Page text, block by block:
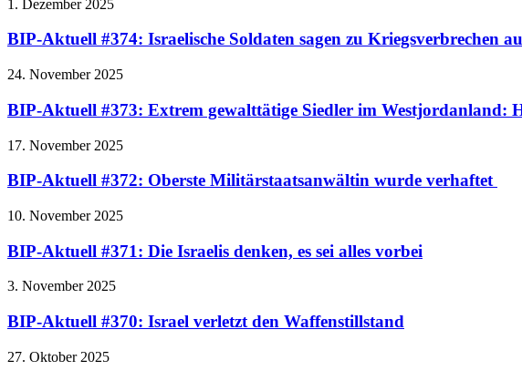
1. Dezember 2025
BIP-Aktuell #374: Israelische Soldaten sagen zu Kriegsverbrechen
24. November 2025
BIP-Aktuell #373: Extrem gewalttätige Siedler im Westjordanland:
17. November 2025
BIP-Aktuell #372: Oberste Militärstaatsanwältin wurde verhaftet
10. November 2025
BIP-Aktuell #371: Die Israelis denken, es sei alles vorbei
3. November 2025
BIP-Aktuell #370: Israel verletzt den Waffenstillstand
27. Oktober 2025